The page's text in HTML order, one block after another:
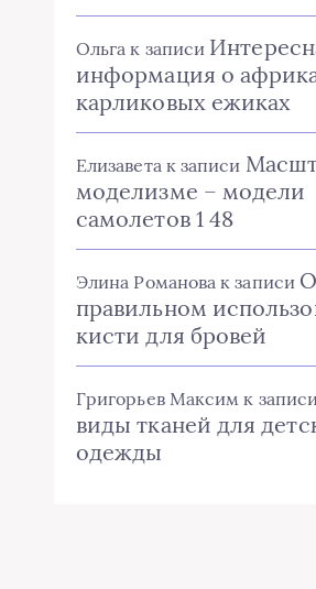
Ольга к записи
информация о
карликовых ежиках
Елизавета к записи
моделизме – модели
самолетов 1 48
Элина Романова к записи О
правильном
кисти для бровей
Григорьев Максим к
виды тканей для
одежды